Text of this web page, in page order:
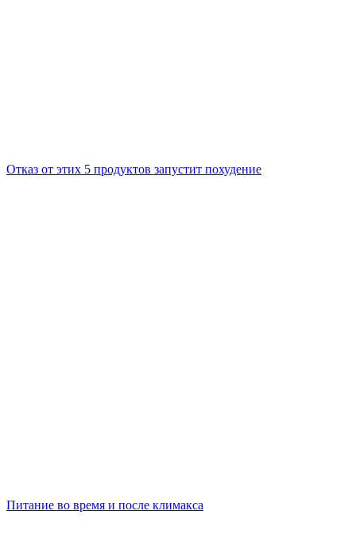
Отказ от этих 5 продуктов запустит похудение
Питание во время и после климакса